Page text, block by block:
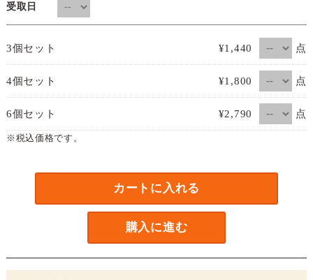
受取日
3個セット ¥1,440 点
4個セット ¥1,800 点
6個セット ¥2,790 点
※税込価格です。
カートに入れる
購入に進む